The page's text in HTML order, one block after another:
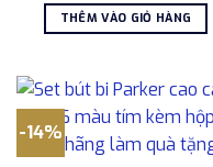
là:
9.500.000 ₫.
THÊM VÀO GIỎ HÀNG
-14%